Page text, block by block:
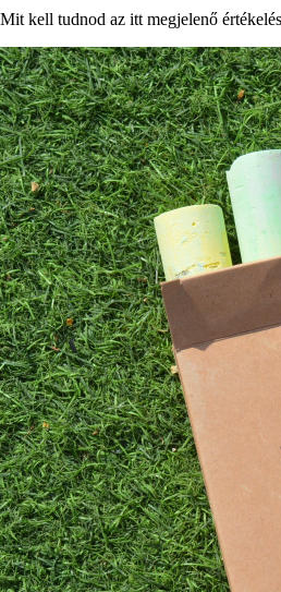
Mit kell tudnod az itt megjelenő